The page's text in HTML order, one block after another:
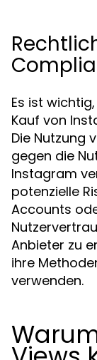
Es ist
Kauf von
Die Nutzung
gegen die
Instagram
potenzielle
Accounts
Anbieter zu
ihre
verwenden.